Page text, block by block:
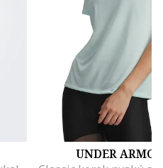
UNDER